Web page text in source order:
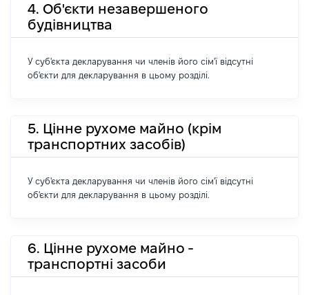
4. Об'єкти незавершеного
будівництва
У суб'єкта декларування чи членів його сім'ї відсутні
об'єкти для декларування в цьому розділі.
5. Цінне рухоме майно (крім
транспортних засобів)
У суб'єкта декларування чи членів його сім'ї відсутні
об'єкти для декларування в цьому розділі.
6. Цінне рухоме майно -
транспортні засоби